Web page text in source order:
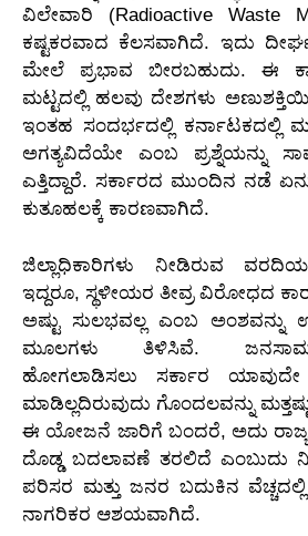
ವಿಲೇವಾರಿ (Radioactive Waste
ಕಷ್ಟಕರವಾದ ಕೆಲಸವಾಗಿದೆ. ಇದು
ಮೇಲೆ ಪ್ರಭಾವ ಬೀರಬಹುದು. ಈ
ಮಟ್ಟದಲ್ಲಿ ಹಲವು ದೇಶಗಳು
ಇಂತಹ ಸಂದರ್ಭದಲ್ಲಿ ಕರ್ನಾಟಕದಲ್ಲಿ
ಅಗತ್ಯವಿದೆಯೇ ಎಂಬ ಪ್ರಶ್ನೆಯನ್ನು
ಎತ್ತಿದ್ದಾರೆ. ಸರ್ಕಾರದ ಮುಂದಿನ ನಡೆ
ಕುತೂಹಲಕ್ಕೆ ಕಾರಣವಾಗಿದೆ.
ಜಿಲ್ಲಾಧಿಕಾರಿಗಳು ನೀಡಿರುವ
ಇದ್ದರೂ, ಸ್ಥಳೀಯರ ತೀವ್ರ ವಿರೋಧದ
ಅಷ್ಟು ಸುಲಭವಲ್ಲ ಎಂಬ ಅಂಶವನ್ನು
ಮೂಲಗಳು ತಿಳಿಸಿವೆ.
ಹೋಗಲಾಡಿಸಲು ಸರ್ಕಾರ ಯಾವುದೇ
ಮಾಡಿಲ್ಲದಿರುವುದು ಗೊಂದಲವನ್ನು
ಈ ಯೋಜನೆ ಜಾರಿಗೆ ಬಂದರೆ, ಅದು
ದೊಡ್ಡ ಬದಲಾವಣೆ ತರಲಿದೆ ಎಂಬುದು
ಪರಿಸರ ಮತ್ತು ಜನರ ಬದುಕಿನ
ನಾಗರಿಕರ ಆಶಯವಾಗಿದೆ.